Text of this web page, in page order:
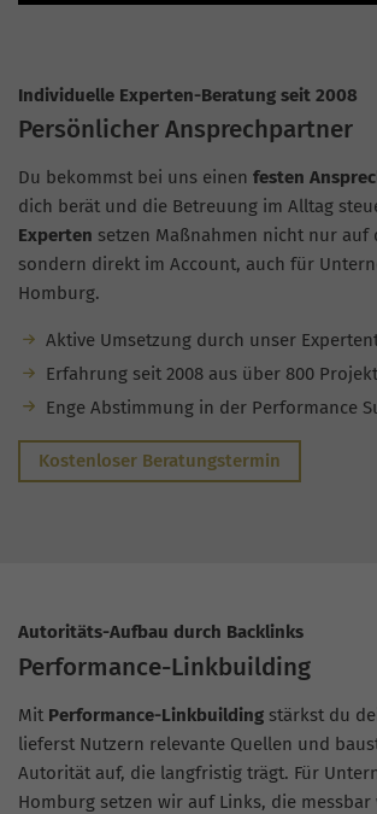
Individuelle Experten-Beratung seit 2008
Persönlicher Ansprechpartner
Du bekommst bei uns einen festen
dich berät und die Betreuung im Alltag
Experten setzen Maßnahmen nicht nur auf
sondern direkt im Account, auch für
Homburg.
Aktive Umsetzung durch unser
Erfahrung seit 2008 aus über 800
Enge Abstimmung in der Performance
Kostenloser Beratungstermin
Autoritäts-Aufbau durch Backlinks
Performance-Linkbuilding
Mit Performance-Linkbuilding stärkst du
lieferst Nutzern relevante Quellen und
Autorität auf, die langfristig trägt. Für
Homburg setzen wir auf Links, die